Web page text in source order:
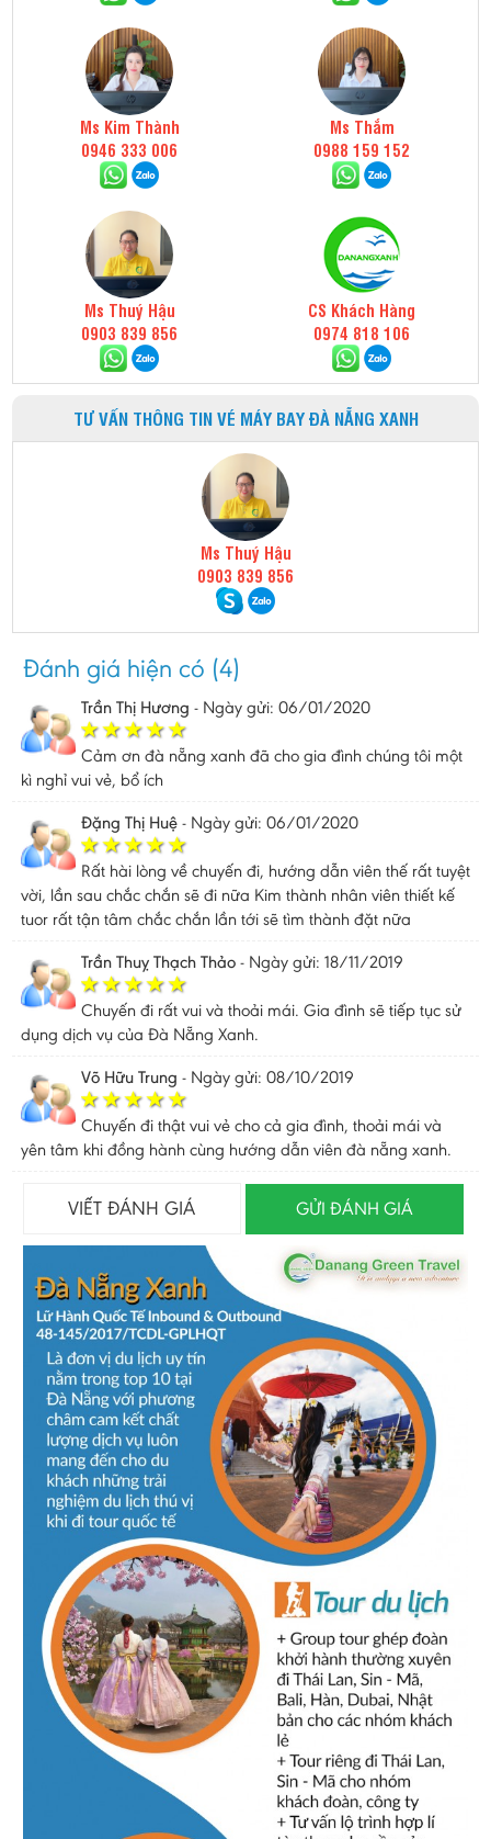
Ms Kim Thành
0946 333 006
Ms Thắm
0988 159 152
Ms Thuý Hậu
0903 839 856
CS Khách Hàng
0974 818 106
TƯ VẤN THÔNG TIN VÉ MÁY BAY ĐÀ NẴNG XANH
Ms Thuý Hậu
0903 839 856
Đánh giá hiện có (4)
Trần Thị Hương - Ngày gửi: 06/01/2020
Cảm ơn đà nẵng xanh đã cho gia đình chúng tôi một
kì nghỉ vui vẻ, bổ ích
Đặng Thị Huệ - Ngày gửi: 06/01/2020
Rất hài lòng về chuyến đi, hướng dẫn viên thế rất tuyệt
vời, lần sau chắc chắn sẽ đi nữa Kim thành nhân viên thiết kế
tuor rất tận tâm chắc chắn lần tới sẽ tìm thành đặt nữa
Trần Thuỵ Thạch Thảo - Ngày gửi: 18/11/2019
Chuyến đi rất vui và thoải mái. Gia đình sẽ tiếp tục sử
dụng dịch vụ của Đà Nẵng Xanh.
Võ Hữu Trung - Ngày gửi: 08/10/2019
Chuyến đi thật vui vẻ cho cả gia đình, thoải mái và
yên tâm khi đồng hành cùng hướng dẫn viên đà nẵng xanh.
VIẾT ĐÁNH GIÁ GỬI ĐÁNH GIÁ